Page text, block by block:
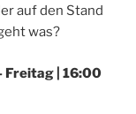
auf den Stand
was?
Freitag | 16:00